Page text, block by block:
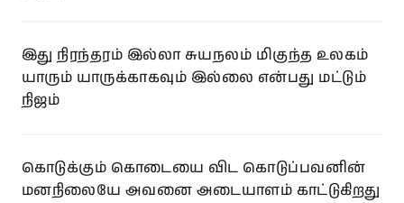
இது நிரந்தரம் இல்லா சுயநலம் மிகுந்த உலகம்
யாரும் யாருக்காகவும் இல்லை என்பது மட்டும்
நிஜம்
கொடுக்கும் கொடையை விட கொடுப்பவனின்
மனநிலையே அவனை அடையாளம் காட்டுகிறது